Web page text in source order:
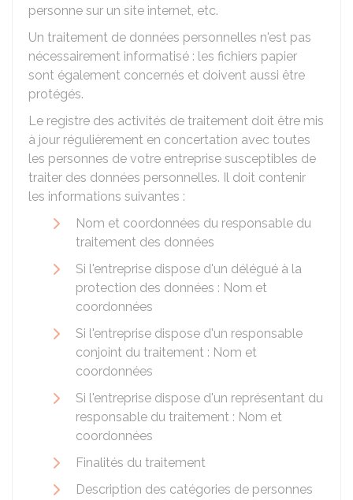
personne sur un site internet, etc.
Un traitement de données personnelles n'est pas
nécessairement informatisé : les fichiers papier
sont également concernés et doivent aussi être
protégés.
Le registre des activités de traitement doit être mis
à jour régulièrement en concertation avec toutes
les personnes de votre entreprise susceptibles de
traiter des données personnelles. Il doit contenir
les informations suivantes :
Nom et coordonnées du responsable du
traitement des données
Si l'entreprise dispose d'un délégué à la
protection des données : Nom et
coordonnées
Si l'entreprise dispose d'un responsable
conjoint du traitement : Nom et
coordonnées
Si l'entreprise dispose d'un représentant du
responsable du traitement : Nom et
coordonnées
Finalités du traitement
Description des catégories de personnes